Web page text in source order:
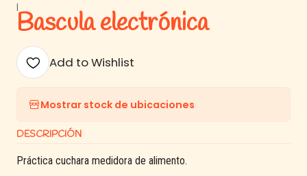
|
Bascula electrónica
Add to Wishlist
Mostrar stock de ubicaciones
DESCRIPCIÓN
Práctica cuchara medidora de alimento.